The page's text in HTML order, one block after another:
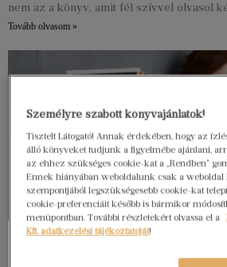
nem az a könyv, amit fél szívvel olvasol
Tovább olvasom »
Személyre szabott könyvajánlatok!
Tisztelt Látogató! Annak érdekében, hogy az
álló könyveket tudjunk a figyelmébe ajánlani,
az ehhez szükséges cookie-kat a „Rendben”
Ennek hiányában weboldalunk csak a weboldal
szempontjából legszükségesebb cookie-kat
cookie-preferenciáit később is bármikor
menüpontban. További részletekért olvassa el a
Kft. adatkezelési tájékoztatóját!